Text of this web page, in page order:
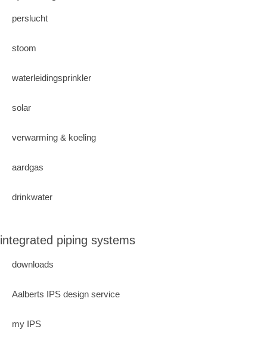
perslucht
stoom
waterleidingsprinkler
solar
verwarming & koeling
aardgas
drinkwater
integrated piping systems
downloads
Aalberts IPS design service
my IPS